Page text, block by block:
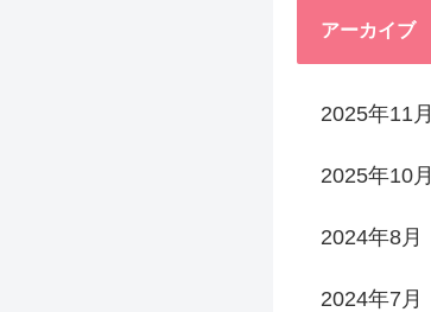
アーカイブ
2025年11月
2025年10月
2024年8月
2024年7月